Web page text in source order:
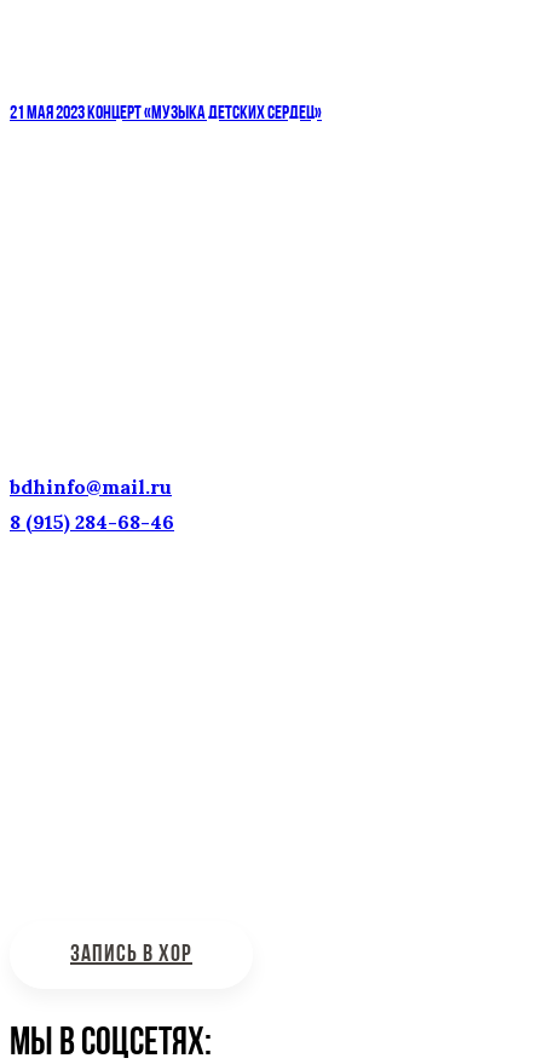
21 МАЯ 2023 КОНЦЕРТ «МУЗЫКА ДЕТСКИХ СЕРДЕЦ»
bdhinfo@mail.ru
8 (915) 284-68-46
ЗАПИСЬ В ХОР
Мы в соцсетях: